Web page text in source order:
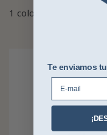
1 color
Te enviamos
E-mail